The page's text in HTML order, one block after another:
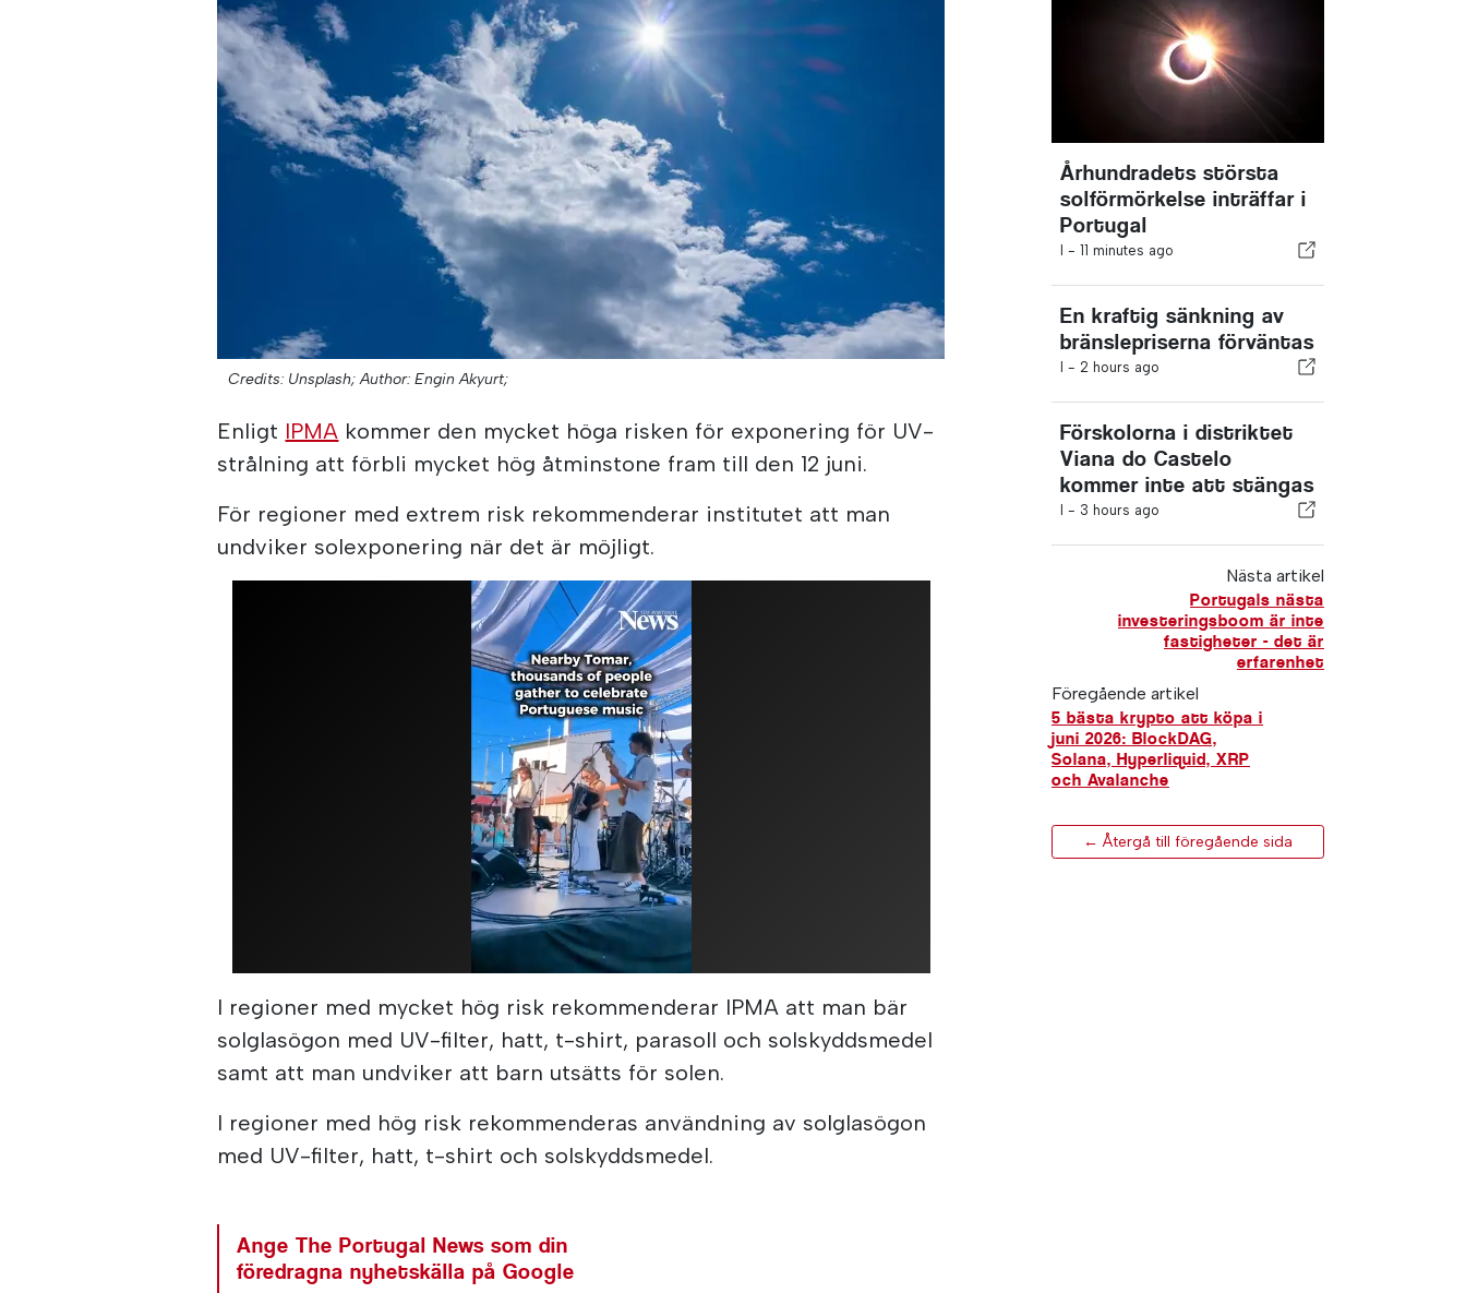
Credits: Unsplash; Author: Engin Akyurt;
Enligt IPMA kommer den mycket höga risken för exponering för UV-
strålning att förbli mycket hög åtminstone fram till den 12 juni.
För regioner med extrem risk rekommenderar institutet att man
undviker solexponering när det är möjligt.
I regioner med mycket hög risk rekommenderar IPMA att man bär
solglasögon med UV-filter, hatt, t-shirt, parasoll och solskyddsmedel
samt att man undviker att barn utsätts för solen.
I regioner med hög risk rekommenderas användning av solglasögon
med UV-filter, hatt, t-shirt och solskyddsmedel.
Ange The Portugal News som din
föredragna nyhetskälla på Google
Århundradets största
solförmörkelse inträffar i
Portugal
I - 11 minutes ago
En kraftig sänkning av
bränslepriserna förväntas
I - 2 hours ago
Förskolorna i distriktet
Viana do Castelo
kommer inte att stängas
I - 3 hours ago
Nästa artikel
Portugals nästa
investeringsboom är inte
fastigheter - det är
erfarenhet
Föregående artikel
5 bästa krypto att köpa i
juni 2026: BlockDAG,
Solana, Hyperliquid, XRP
och Avalanche
← Återgå till föregående sida